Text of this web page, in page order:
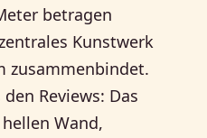
betragen
Kunstwerk
zusammenbindet.
Reviews: Das
Wand,